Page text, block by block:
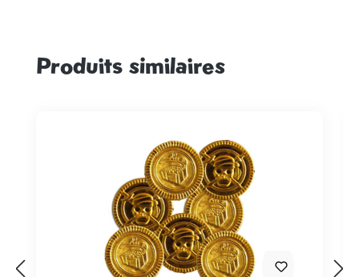
Ignorer la galerie de produits
Produits similaires